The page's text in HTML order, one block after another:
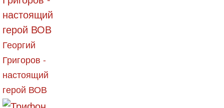
Георгий
Григоров -
настоящий
герой ВОВ